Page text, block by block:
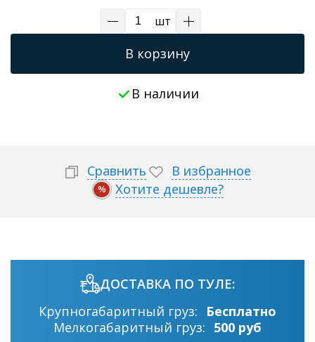
шт
В корзину
В наличии
Сравнить В избранное
% Хотите дешевле?
ДОСТАВКА ПО ТУЛЕ:
Крупногабаритный груз:
Бесплатно
Мелкогабаритный груз: 500 руб